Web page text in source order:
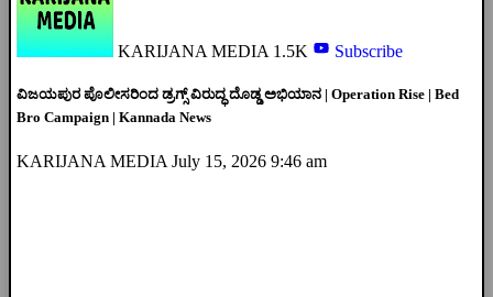
KARIJANA MEDIA 1.5K Subscribe
ವಿಜಯಪುರ ಪೊಲೀಸರಿಂದ ಡ್ರಗ್ಸ್ ವಿರುದ್ಧ ದೊಡ್ಡ ಅಭಿಯಾನ | Operation Rise | Bed
Bro Campaign | Kannada News
KARIJANA MEDIA July 15, 2026 9:46 am